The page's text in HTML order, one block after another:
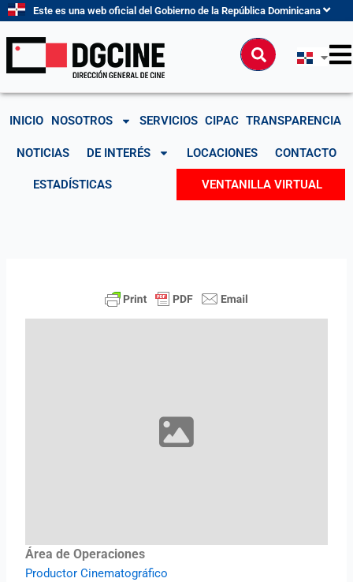
contenido
Este es una web oficial del Gobierno de la República Dominicana
Buscar
INICIO NOSOTROS SERVICIOS CIPAC TRANSPARENCIA
NOTICIAS DE INTERÉS LOCACIONES CONTACTO
ESTADÍSTICAS VENTANILLA VIRTUAL
Área de Operaciones
Productor Cinematográfico